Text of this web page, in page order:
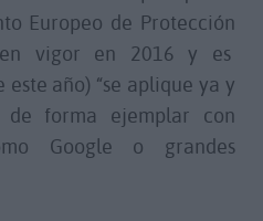
Europeo de Protección
vigor en 2016 y es
año) “se aplique ya y
de forma ejemplar con
Google o grandes